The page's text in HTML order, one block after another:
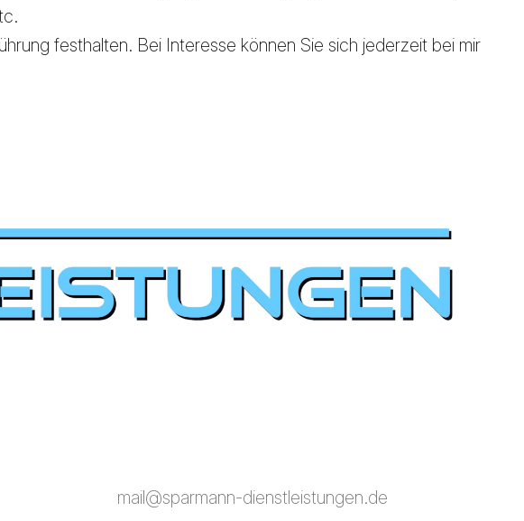
festhalten. Bei Interesse können Sie sich jederzeit bei mir
mail@sparmann-dienstleistungen.de